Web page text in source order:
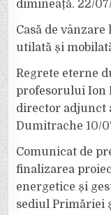
dimineață. 22/
Casă de vânzare
utilată și
Regrete eterne
profesorului Ion
director adjunct
Dumitrache 10/
Comunicat de
finalizarea
energetice și
sediul Primăriei